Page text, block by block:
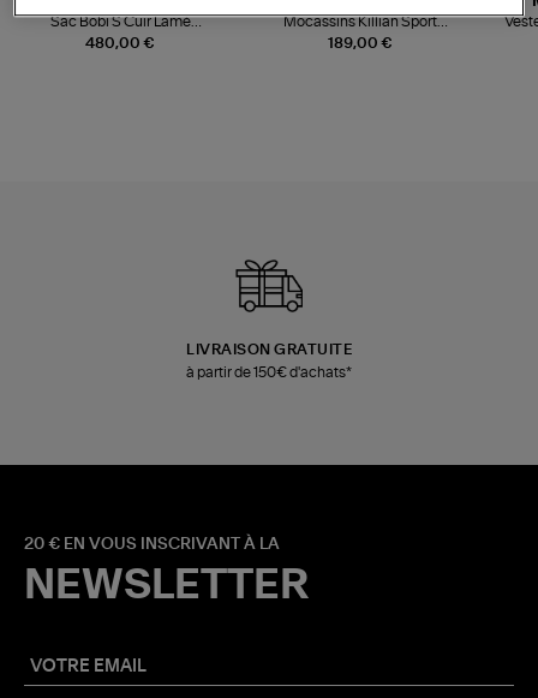
480,00 €
Sac Bobi S Cuir Lamé
Champagne
189,00 €
Mocassins Killian Sport
Mousse
LIVRAISON GRATUITE
à partir de 150€ d'achats*
20 € EN VOUS INSCRIVANT À LA
NEWSLETTER